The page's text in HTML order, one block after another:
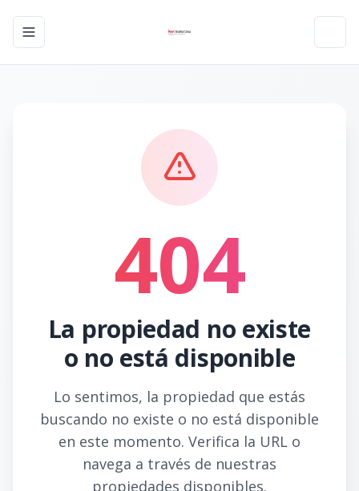
Toggle navigation menu
404
La propiedad no existe
o no está disponible
Lo sentimos, la propiedad que estás
buscando no existe o no está disponible
en este momento. Verifica la URL o
navega a través de nuestras
propiedades disponibles.